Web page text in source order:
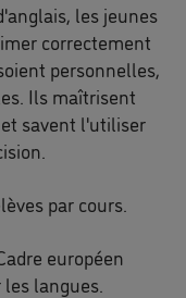
les jeunes
correctement
personnelles,
Ils maîtrisent
savent l'utiliser
par cours.
européen
langues.